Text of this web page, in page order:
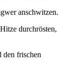
anschwitzen.
durchrösten,
den frischen